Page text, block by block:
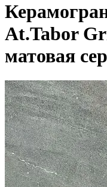
At.Tabor
матовая